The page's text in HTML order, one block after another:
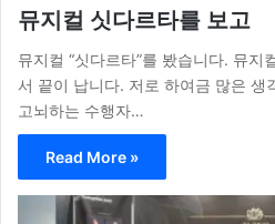
뮤지컬 싯다르타를 보고
뮤지컬 “싯다르타”를 봤습니다. 뮤지
서 끝이 납니다. 저로 하여금 많은 생
고뇌하는 수행자…
Read More »